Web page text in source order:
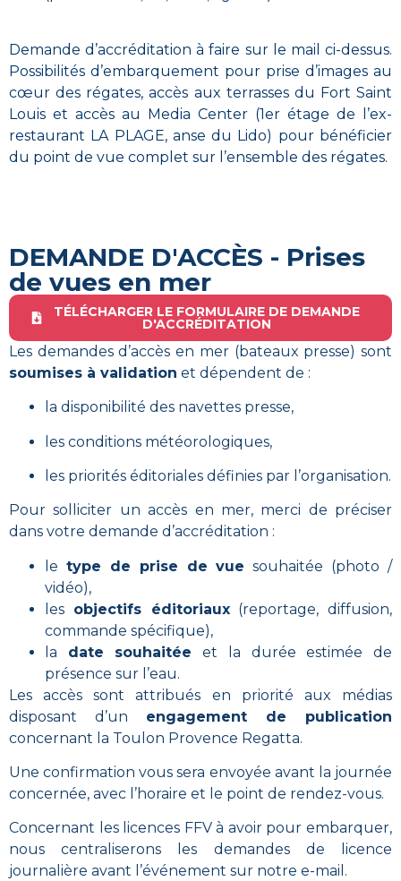
Demande d’accréditation à faire sur le mail ci-dessus.
Possibilités d’embarquement pour prise d’images au
cœur des régates, accès aux terrasses du Fort Saint
Louis et accès au Media Center (1er étage de l’ex-
restaurant LA PLAGE, anse du Lido) pour bénéficier
du point de vue complet sur l’ensemble des régates.
DEMANDE D'ACCÈS - Prises
de vues en mer
TÉLÉCHARGER LE FORMULAIRE DE DEMANDE
D'ACCRÉDITATION
Les demandes d’accès en mer (bateaux presse) sont
soumises à validation et dépendent de :
la disponibilité des navettes presse,
les conditions météorologiques,
les priorités éditoriales définies par l’organisation.
Pour solliciter un accès en mer, merci de préciser
dans votre demande d’accréditation :
le type de prise de vue souhaitée (photo /
vidéo),
les objectifs éditoriaux(reportage, diffusion,
commande spécifique),
la date souhaitée et la durée estimée de
présence sur l’eau.
Les accès sont attribués en priorité aux médias
disposant d’un engagement de publication
concernant la Toulon Provence Regatta.
Une confirmation vous sera envoyée avant la journée
concernée, avec l’horaire et le point de rendez-vous.
Concernant les licences FFV à avoir pour embarquer,
nous centraliserons les demandes de licence
journalière avant l’événement sur notre e-mail.